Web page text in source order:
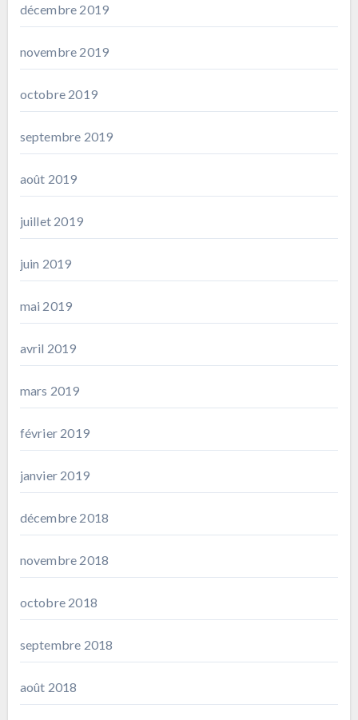
décembre 2019
novembre 2019
octobre 2019
septembre 2019
août 2019
juillet 2019
juin 2019
mai 2019
avril 2019
mars 2019
février 2019
janvier 2019
décembre 2018
novembre 2018
octobre 2018
septembre 2018
août 2018